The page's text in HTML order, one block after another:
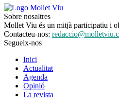
Sobre nosaltres
Mollet Viu és un mitjà participatiu i
Contacteu-nos:
Segueix-nos
Inici
Actualitat
Agenda
Opinió
La revista